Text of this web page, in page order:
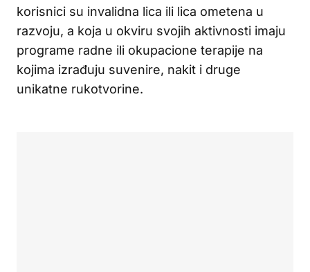
korisnici su invalidna lica ili lica ometena u
razvoju, a koja u okviru svojih aktivnosti imaju
programe radne ili okupacione terapije na
kojima izrađuju suvenire, nakit i druge
unikatne rukotvorine.